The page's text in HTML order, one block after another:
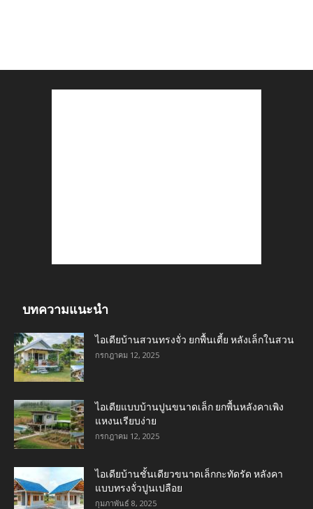
บทความแนะนำ
ไอเดียบ้านสวนทรงจั่ว ยกพื้นเตี้ย หลังเล็กในสวน
กรกฎาคม 12, 2025
ไอเดียแบบบ้านปูนขนาดเล็ก ยกพื้นหลังคาเพิง
แหงนเรียบง่าย
กรกฎาคม 12, 2025
ไอเดียบ้านชั้นเดียวขนาดเล็กกะทัดรัด หลังคา
แบบทรงจั่วปูนเปลือย
กุมภาพันธ์ 8, 2025